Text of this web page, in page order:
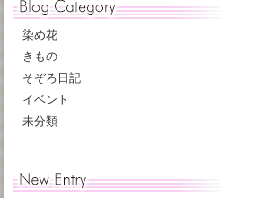
染め花
きもの
そぞろ日記
イベント
未分類